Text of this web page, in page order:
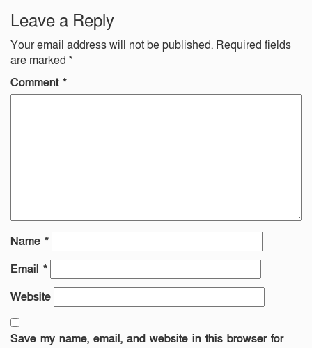
Leave a Reply
Your email address will not be published. Required fields
are marked *
Comment *
Name *
Email *
Website
Save my name, email, and website in this browser for